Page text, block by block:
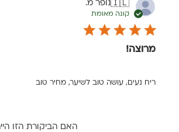
🇮🇱נופר מ.
קונה מאומת
מרוצה!
ריח נעים, עושה טוב לשיער, מחיר טוב
האם הביקורת הזו